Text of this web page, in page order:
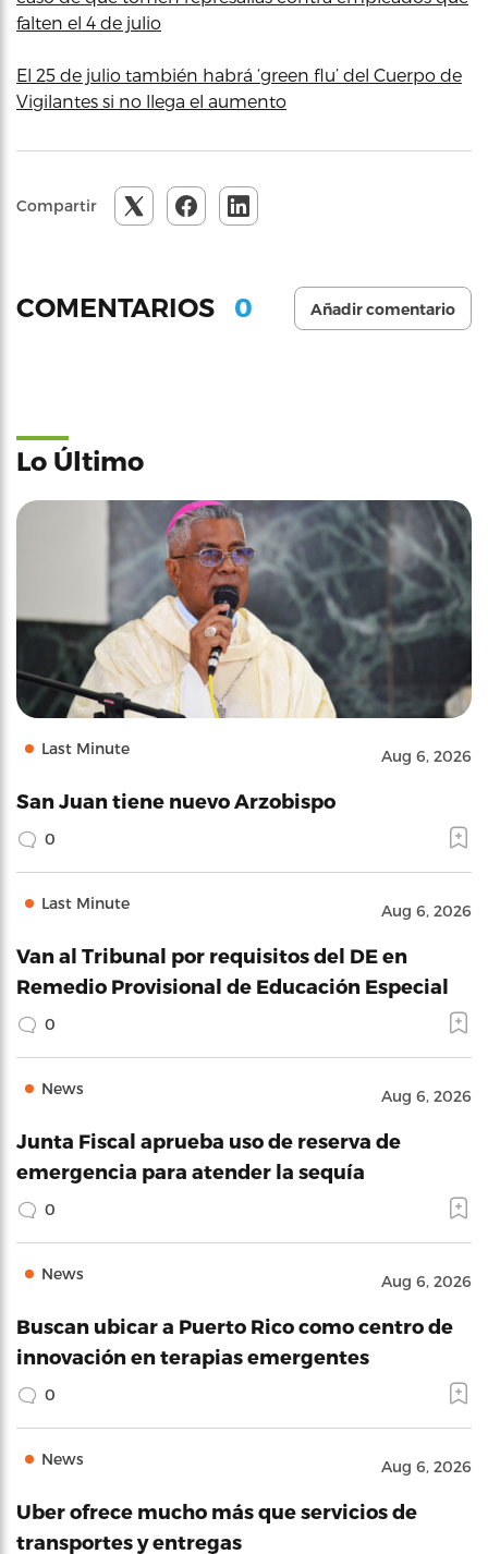
falten el 4 de julio
El 25 de julio también habrá ‘green flu’ del Cuerpo de
Vigilantes si no llega el aumento
Compartir
COMENTARIOS 0 Añadir comentario
Lo Último
Last Minute Aug 6, 2026
San Juan tiene nuevo Arzobispo
0
Last Minute Aug 6, 2026
Van al Tribunal por requisitos del DE en
Remedio Provisional de Educación Especial
0
News Aug 6, 2026
Junta Fiscal aprueba uso de reserva de
emergencia para atender la sequía
0
News Aug 6, 2026
Buscan ubicar a Puerto Rico como centro de
innovación en terapias emergentes
0
News Aug 6, 2026
Uber ofrece mucho más que servicios de
transportes y entregas